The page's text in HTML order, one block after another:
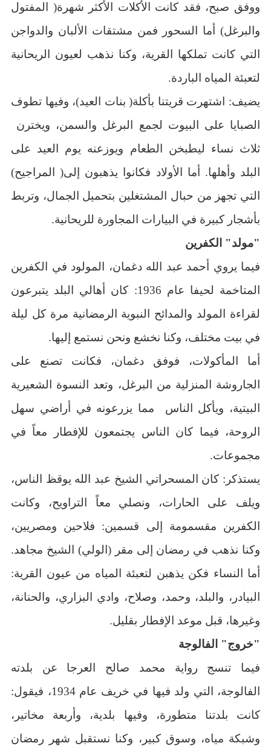
ووفق صبح، فقد كانت الأكلات الأكثر شهرة( المفتول
والبرغل) أما السحور فمن مشتقات الألبان والدواجن
التي كانت تملكها القرية، وكنا نذهب لعيون الريحانية
لتعبئة المياه الباردة.
يضيف: اشتهرت قريتنا بأكلة( بنات العيد)، وفيها تطوف
الصبايا على البيوت لجمع البرغل والسمن، ويخترن
ثلاث نساء ليطبخن الطعام ويوزعنه يوم العيد على
البلد وأهلها. أما الأولاد فكانوا يذهبون إلى( المراجيح)
التي تجهز من حبال المشتغلين بتحميل الجمال، وتربط
بأشجار كبيرة في البيارات المجاورة للريحانية.
"مولد" الكفرين
فيما يروي أحمد عبد الله دغمان، المولود في الكفرين
المتاخمة لحيفا عام 1936: كان أهالي البلد يتبرعون
لقراءة المولد والمدائح النبوية الرمضانية مرة كل ليلة
في بيت مختلف، وكنا نخشع ونحن نستمع إليها.
أما المأكولات، فوفق دغمان، فكانت تصنع على
الجاروشة المنزلية من البرغل، وتعد النسوة الشعيرية
البيتية، ويأكل الناس مما يزرعونه في أراضي سهل
الروحة، فيما كان الناس يجتمعون للإفطار معاً في
مجموعات.
يستذكر: كان المسحراتي الشيخ عبد الله يوقظ الناس،
ويلف على الحارات، ونصلي معاً التراويح، وكانت
الكفرين مقسمومة إلى قسمين: فلاحين ومصريين،
وكنا نذهب في رمضان إلى مقر (الولي) الشيخ مجاهد.
أما النساء فكن يذهبن لتعبئة المياه من عيون القرية:
البيادر، والبلد، وحمد، وصلاح، وادي البزاري، والحنانة،
وغيرها، قبل موعد الإفطار بقليل.
"خروج" الفالوجة
فيما تنسج رواية محمد صالح العرجا عن بلدته
الفالوجة، التي ولد فيها في خريف عام 1934، فيقول:
كانت بلدتنا متطورة، وفيها بلدية، وأربعة مخاتير،
وشبكة مياه، وسوق كبير، وكنا نستقبل شهر رمضان